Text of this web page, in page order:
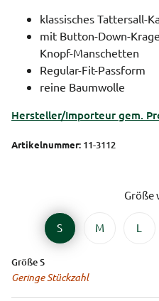
klassisches Tattersall-
mit Button-Down-
Knopf-Manschetten
Regular-Fit-Passform
reine Baumwolle
Hersteller/Importeur gem.
Artikelnummer: 11-3112
Größe
S M L
Größe S
Geringe Stückzahl